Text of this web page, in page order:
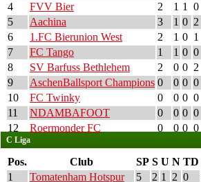
4
FVV Bier 2 1 1 0
5
Aachina 3 1 0 2
6
1.FC Bierunion West 2 1 0 1
7
FC Tango 1 1 0 0
8
SV Barfuss Bethlehem 2 0 0 2
9
AschenBallsport Champions 0 0 0 0
10
FC Twinky 0 0 0 0
11
NDAMBAFOOT 0 0 0 0
12
Roermonder FC 0 0 0 0
C Liga
Pos. Club SP S U N TD
1
Tomatenham Hotspur 5 2 1 2 0